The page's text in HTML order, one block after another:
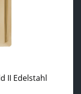
II Edelstahl